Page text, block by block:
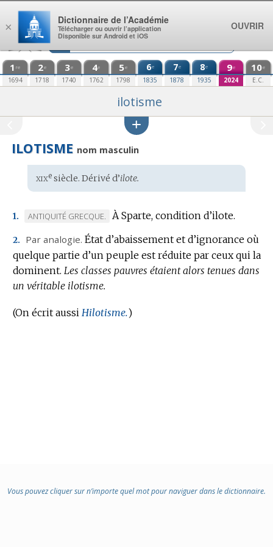
Aller au contenu
1 re
1694
2e
1718
3e
1740
4e
1762
5e
1798
6e
1835
7e
1878
8e
1935
9e
2024
10e
E.C.
ilotisme
ILOTISME nom masculin
Étymologie
:
xixesiècle. Dérivé d’ilote.
1.
MARQUE
DOMAINE
:
ANTIQUITÉ GRECQUE. À Sparte, condition d’ilote.
2. Par analogie. État d’abaissement et d’ignorance où
quelque partie d’un peuple est réduite par ceux qui la
dominent. Les classes pauvres étaient alors tenues dans
un véritable ilotisme.
(On écrit aussi Hilotisme.)
Vous pouvez cliquer sur n’importe quel mot pour naviguer dans le dictionnaire.
×
Dictionnaire de l’Académie
Télécharger ou ouvrir l’application
Disponible sur Android et iOS
OUVRIR